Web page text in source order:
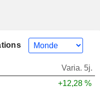
Varia. 5j.
+12,28 %